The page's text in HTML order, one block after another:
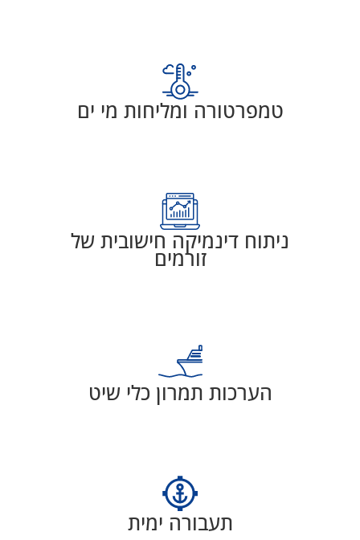
טמפרטורה ומליחות מי ים
ניתוח דינמיקה חישובית של
זורמים
הערכות תמרון כלי שיט
תעבורה ימית